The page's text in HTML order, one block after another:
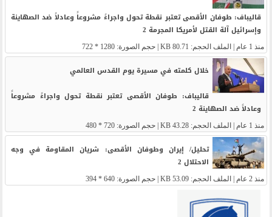
قالیباف: طوفان الأقصى تعتبر نقطة تحول واجراءً مشروعاً وعادلاً ضد الصهاینة
وإسرائیل آلة القتل لأمریکا المجرمة 2
منذ 1 عام | الملف الحجم: 80.71 KB | حجم الصورة: 1280 * 722
خلال كلمته في مسيرة يوم القدس العالمي
قاليباف: طوفان الأقصى تعتبر نقطة تحول واجراءً مشروعاً
وعادلاً ضد الصهاينة 2
منذ 1 عام | الملف الحجم: 43.28 KB | حجم الصورة: 720 * 480
تحليل/ إيران وطوفان الأقصى: شريان المقاومة في وجه
الاحتلال 2
منذ 2 عام | الملف الحجم: 53.09 KB | حجم الصورة: 640 * 394